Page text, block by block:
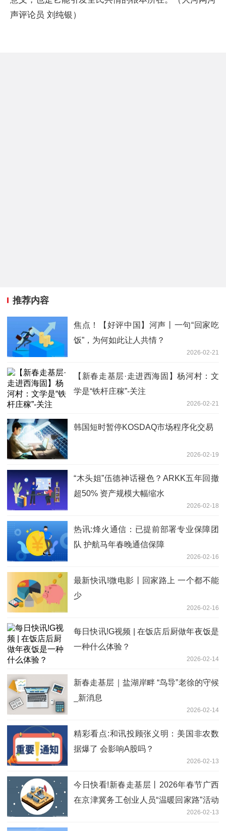
声评论员 刘纯银）
推荐内容
焦点！【好评中国】河声丨一句“回家吃
饭”，为何如此让人共情？
2026-02-21
【新春走基层·走进西海固】杨河村：文
学是“铁杆庄稼”-关注
2026-02-21
韩国短时暂停KOSDAQ市场程序化交易
2026-02-19
“木头姐”伍德神话褪色？ARKK五年回撤
超50% 资产规模大幅缩水
2026-02-18
热讯:烽火通信：已提前部署专业保障团
队 护航马年春晚通信保障
2026-02-16
最新快讯!微电影丨回家路上 一个都不能
少
2026-02-16
每日快讯!G视频 | 在饭店后厨做年夜饭是
一种什么体验？
2026-02-14
新春走基层｜盐湖岸畔 “鸟导”老徐的守候
_新消息
2026-02-14
精彩看点:和讯投顾张义明：美国非农数
据爆了 会影响A股吗？
2026-02-13
今日快看!新春走基层丨2026年春节广西
在京津冀务工创业人员“温暖回家路”活动
2026-02-13